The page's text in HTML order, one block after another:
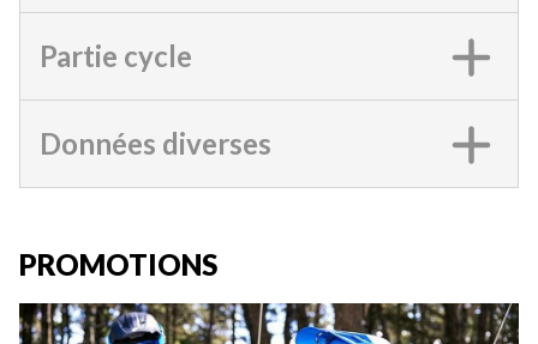
Partie cycle
Données diverses
PROMOTIONS